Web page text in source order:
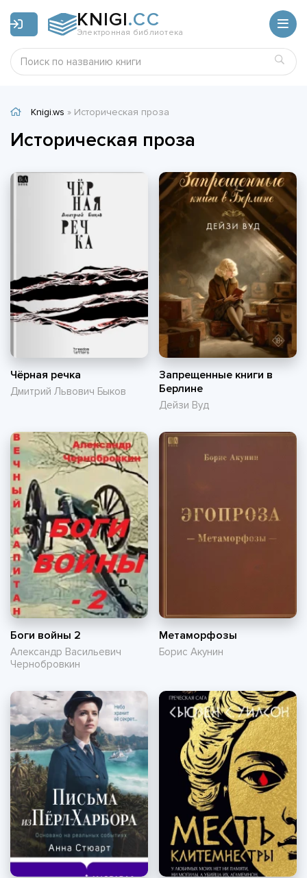
KNIGI.CC
Электронная библиотека
Knigi.ws » Историческая проза
Историческая проза
Чёрная речка
Дмитрий Львович Быков
Запрещенные книги в
Берлине
Дейзи Вуд
Боги войны 2
Александр Васильевич
Чернобровкин
Метаморфозы
Борис Акунин